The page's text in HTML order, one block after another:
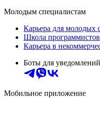
Молодым специалистам
Карьера для молодых
Школа программистов
Карьера в
Боты для уведомлений
Мобильное приложение